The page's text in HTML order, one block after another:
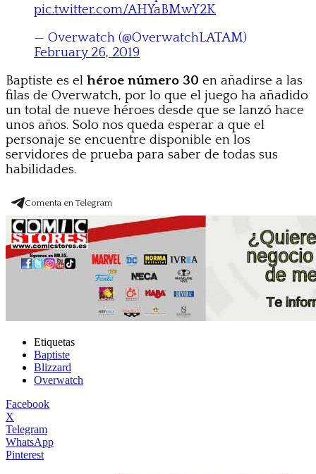
pic.twitter.com/AHYaBMwY2K
— Overwatch (@OverwatchLATAM)
February 26, 2019
Baptiste es el héroe número 30 en añadirse a las
filas de Overwatch, por lo que el juego ha añadido
un total de nueve héroes desde que se lanzó hace
unos años. Solo nos queda esperar a que el
personaje se encuentre disponible en los
servidores de prueba para saber de todas sus
habilidades.
Comenta en Telegram
Etiquetas
Baptiste
Blizzard
Overwatch
Facebook
X
Telegram
WhatsApp
Pinterest